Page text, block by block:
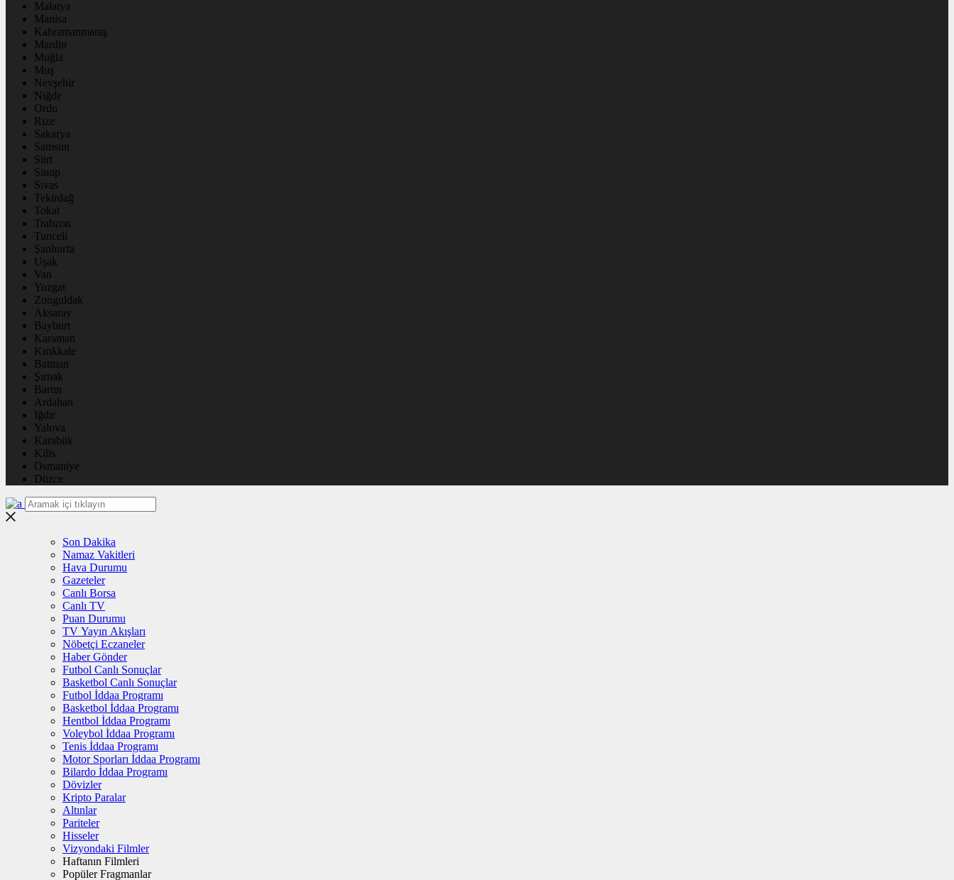
Malatya
Manisa
Kahramanmaraş
Mardin
Muğla
Muş
Nevşehir
Niğde
Ordu
Rize
Sakarya
Samsun
Siirt
Sinop
Sivas
Tekirdağ
Tokat
Trabzon
Tunceli
Şanlıurfa
Uşak
Van
Yozgat
Zonguldak
Aksaray
Bayburt
Karaman
Kırıkkale
Batman
Şırnak
Bartın
Ardahan
Iğdır
Yalova
Karabük
Kilis
Osmaniye
Düzce
Son Dakika
Namaz Vakitleri
Hava Durumu
Gazeteler
Canlı Borsa
Canlı TV
Puan Durumu
TV Yayın Akışları
Nöbetçi Eczaneler
Haber Gönder
Futbol Canlı Sonuçlar
Basketbol Canlı Sonuçlar
Futbol İddaa Programı
Basketbol İddaa Programı
Hentbol İddaa Programı
Voleybol İddaa Programı
Tenis İddaa Programı
Motor Sporları İddaa Programı
Bilardo İddaa Programı
Dövizler
Kripto Paralar
Altınlar
Pariteler
Hisseler
Vizyondaki Filmler
Haftanın Filmleri
Popüler Fragmanlar